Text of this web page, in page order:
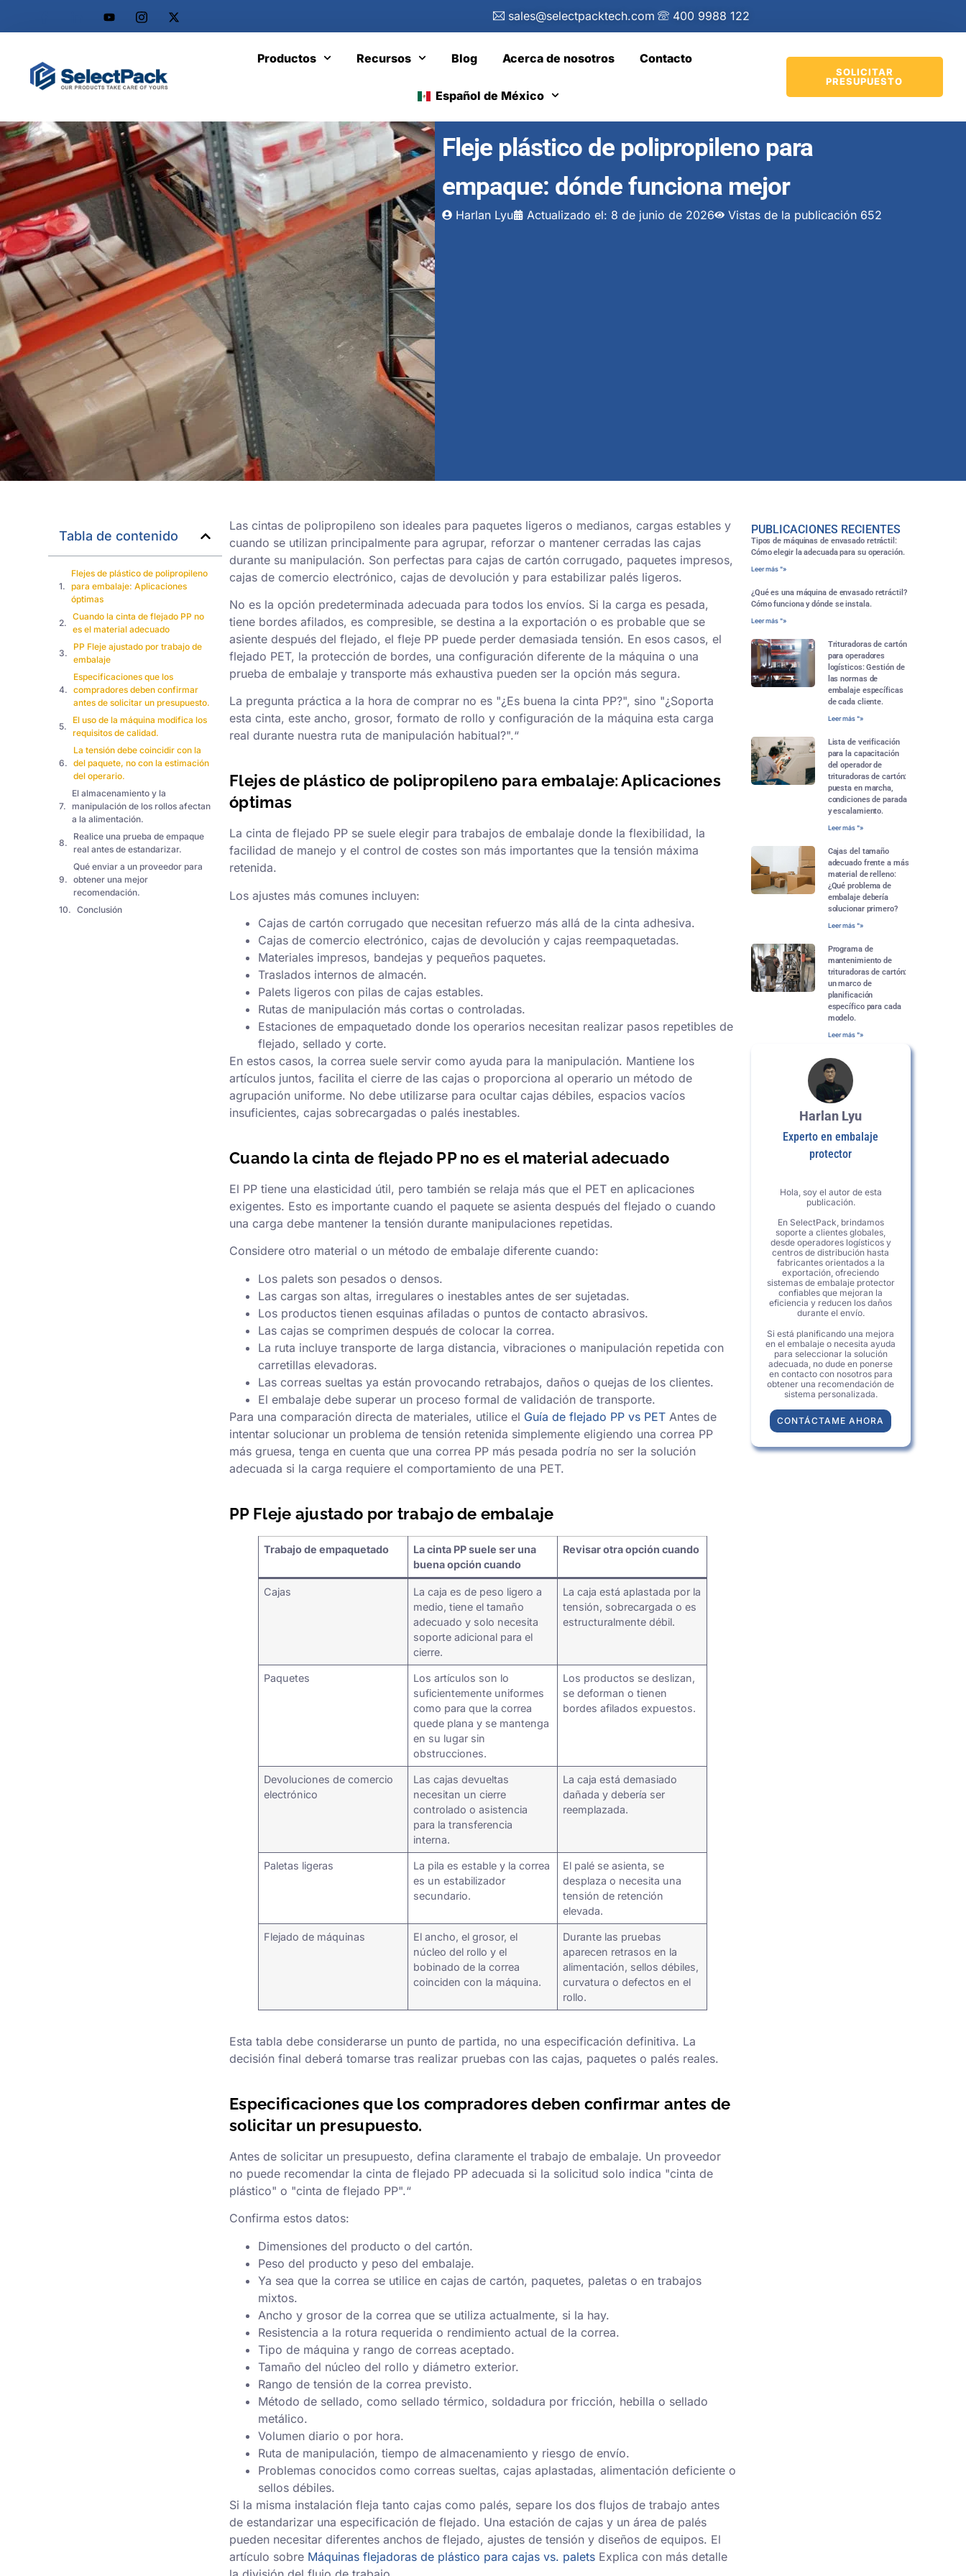
sales@selectpacktech.com 400 9988 122
Productos Recursos Blog Acerca de nosotros Contacto
Español de México
SOLICITAR
PRESUPUESTO
Fleje plástico de polipropileno para
empaque: dónde funciona mejor
Harlan Lyu Actualizado el: 8 de junio de 2026 Vistas de la publicación 652
Tabla de contenido
Flejes de plástico de polipropileno
para embalaje: Aplicaciones
óptimas
Cuando la cinta de flejado PP no
es el material adecuado
PP Fleje ajustado por trabajo de
embalaje
Especificaciones que los
compradores deben confirmar
antes de solicitar un presupuesto.
El uso de la máquina modifica los
requisitos de calidad.
La tensión debe coincidir con la
del paquete, no con la estimación
del operario.
El almacenamiento y la
manipulación de los rollos afectan
a la alimentación.
Realice una prueba de empaque
real antes de estandarizar.
Qué enviar a un proveedor para
obtener una mejor
recomendación.
Conclusión
Las cintas de polipropileno son ideales para paquetes ligeros o medianos, cargas estables y
cuando se utilizan principalmente para agrupar, reforzar o mantener cerradas las cajas
durante su manipulación. Son perfectas para cajas de cartón corrugado, paquetes impresos,
cajas de comercio electrónico, cajas de devolución y para estabilizar palés ligeros.
No es la opción predeterminada adecuada para todos los envíos. Si la carga es pesada,
tiene bordes afilados, es compresible, se destina a la exportación o es probable que se
asiente después del flejado, el fleje PP puede perder demasiada tensión. En esos casos, el
flejado PET, la protección de bordes, una configuración diferente de la máquina o una
prueba de embalaje y transporte más exhaustiva pueden ser la opción más segura.
La pregunta práctica a la hora de comprar no es "¿Es buena la cinta PP?", sino "¿Soporta
esta cinta, este ancho, grosor, formato de rollo y configuración de la máquina esta carga
real durante nuestra ruta de manipulación habitual?".“
Flejes de plástico de polipropileno para embalaje: Aplicaciones
óptimas
La cinta de flejado PP se suele elegir para trabajos de embalaje donde la flexibilidad, la
facilidad de manejo y el control de costes son más importantes que la tensión máxima
retenida.
Los ajustes más comunes incluyen:
Cajas de cartón corrugado que necesitan refuerzo más allá de la cinta adhesiva.
Cajas de comercio electrónico, cajas de devolución y cajas reempaquetadas.
Materiales impresos, bandejas y pequeños paquetes.
Traslados internos de almacén.
Palets ligeros con pilas de cajas estables.
Rutas de manipulación más cortas o controladas.
Estaciones de empaquetado donde los operarios necesitan realizar pasos repetibles de
flejado, sellado y corte.
En estos casos, la correa suele servir como ayuda para la manipulación. Mantiene los
artículos juntos, facilita el cierre de las cajas o proporciona al operario un método de
agrupación uniforme. No debe utilizarse para ocultar cajas débiles, espacios vacíos
insuficientes, cajas sobrecargadas o palés inestables.
Cuando la cinta de flejado PP no es el material adecuado
El PP tiene una elasticidad útil, pero también se relaja más que el PET en aplicaciones
exigentes. Esto es importante cuando el paquete se asienta después del flejado o cuando
una carga debe mantener la tensión durante manipulaciones repetidas.
Considere otro material o un método de embalaje diferente cuando:
Los palets son pesados o densos.
Las cargas son altas, irregulares o inestables antes de ser sujetadas.
Los productos tienen esquinas afiladas o puntos de contacto abrasivos.
Las cajas se comprimen después de colocar la correa.
La ruta incluye transporte de larga distancia, vibraciones o manipulación repetida con
carretillas elevadoras.
Las correas sueltas ya están provocando retrabajos, daños o quejas de los clientes.
El embalaje debe superar un proceso formal de validación de transporte.
Para una comparación directa de materiales, utilice el Guía de flejado PP vs PET Antes de
intentar solucionar un problema de tensión retenida simplemente eligiendo una correa PP
más gruesa, tenga en cuenta que una correa PP más pesada podría no ser la solución
adecuada si la carga requiere el comportamiento de una PET.
PP Fleje ajustado por trabajo de embalaje
Trabajo de empaquetado
La cinta PP suele ser una
buena opción cuando
Revisar otra opción cuando
Cajas
La caja es de peso ligero a
medio, tiene el tamaño
adecuado y solo necesita
soporte adicional para el
cierre.
La caja está aplastada por la
tensión, sobrecargada o es
estructuralmente débil.
Paquetes
Los artículos son lo
suficientemente uniformes
como para que la correa
quede plana y se mantenga
en su lugar sin
obstrucciones.
Los productos se deslizan,
se deforman o tienen
bordes afilados expuestos.
Devoluciones de comercio
electrónico
Las cajas devueltas
necesitan un cierre
controlado o asistencia
para la transferencia
interna.
La caja está demasiado
dañada y debería ser
reemplazada.
Paletas ligeras
La pila es estable y la correa
es un estabilizador
secundario.
El palé se asienta, se
desplaza o necesita una
tensión de retención
elevada.
Flejado de máquinas
El ancho, el grosor, el
núcleo del rollo y el
bobinado de la correa
coinciden con la máquina.
Durante las pruebas
aparecen retrasos en la
alimentación, sellos débiles,
curvatura o defectos en el
rollo.
Esta tabla debe considerarse un punto de partida, no una especificación definitiva. La
decisión final deberá tomarse tras realizar pruebas con las cajas, paquetes o palés reales.
Especificaciones que los compradores deben confirmar antes de
solicitar un presupuesto.
Antes de solicitar un presupuesto, defina claramente el trabajo de embalaje. Un proveedor
no puede recomendar la cinta de flejado PP adecuada si la solicitud solo indica "cinta de
plástico" o "cinta de flejado PP".“
Confirma estos datos:
Dimensiones del producto o del cartón.
Peso del producto y peso del embalaje.
Ya sea que la correa se utilice en cajas de cartón, paquetes, paletas o en trabajos
mixtos.
Ancho y grosor de la correa que se utiliza actualmente, si la hay.
Resistencia a la rotura requerida o rendimiento actual de la correa.
Tipo de máquina y rango de correas aceptado.
Tamaño del núcleo del rollo y diámetro exterior.
Rango de tensión de la correa previsto.
Método de sellado, como sellado térmico, soldadura por fricción, hebilla o sellado
metálico.
Volumen diario o por hora.
Ruta de manipulación, tiempo de almacenamiento y riesgo de envío.
Problemas conocidos como correas sueltas, cajas aplastadas, alimentación deficiente o
sellos débiles.
Si la misma instalación fleja tanto cajas como palés, separe los dos flujos de trabajo antes
de estandarizar una especificación de flejado. Una estación de cajas y un área de palés
pueden necesitar diferentes anchos de flejado, ajustes de tensión y diseños de equipos. El
artículo sobre Máquinas flejadoras de plástico para cajas vs. palets Explica con más detalle
PUBLICACIONES RECIENTES
Tipos de máquinas de envasado retráctil:
Cómo elegir la adecuada para su operación.
Leer más "»
¿Qué es una máquina de envasado retráctil?
Cómo funciona y dónde se instala.
Leer más "»
Trituradoras de cartón
para operadores
logísticos: Gestión de
las normas de
embalaje específicas
de cada cliente.
Leer más "»
Lista de verificación
para la capacitación
del operador de
trituradoras de cartón:
puesta en marcha,
condiciones de parada
y escalamiento.
Leer más "»
Cajas del tamaño
adecuado frente a más
material de relleno:
¿Qué problema de
embalaje debería
solucionar primero?
Leer más "»
Programa de
mantenimiento de
trituradoras de cartón:
un marco de
planificación
específico para cada
modelo.
Leer más "»
Harlan Lyu
Experto en embalaje
protector
Hola, soy el autor de esta
publicación.
En SelectPack, brindamos
soporte a clientes globales,
desde operadores logísticos y
centros de distribución hasta
fabricantes orientados a la
exportación, ofreciendo
sistemas de embalaje protector
confiables que mejoran la
eficiencia y reducen los daños
durante el envío.
Si está planificando una mejora
en el embalaje o necesita ayuda
para seleccionar la solución
adecuada, no dude en ponerse
en contacto con nosotros para
obtener una recomendación de
sistema personalizada.
CONTÁCTAME AHORA